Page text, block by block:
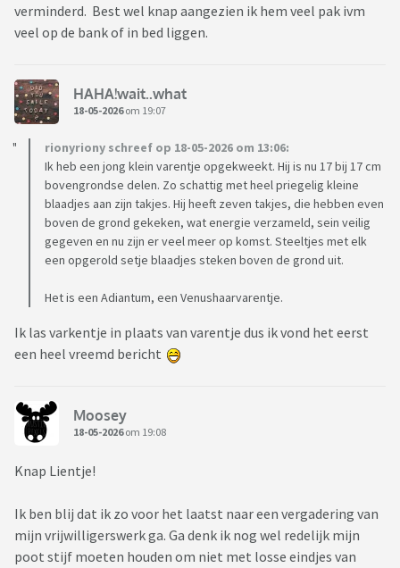
verminderd. Best wel knap aangezien ik hem veel pak ivm
veel op de bank of in bed liggen.
HAHA!wait..what
18-05-2026om 19:07
rionyriony schreef op 18-05-2026 om 13:06:
Ik heb een jong klein varentje opgekweekt. Hij is nu 17 bij 17 cm
bovengrondse delen. Zo schattig met heel priegelig kleine
blaadjes aan zijn takjes. Hij heeft zeven takjes, die hebben even
boven de grond gekeken, wat energie verzameld, sein veilig
gegeven en nu zijn er veel meer op komst. Steeltjes met elk
een opgerold setje blaadjes steken boven de grond uit.
Het is een Adiantum, een Venushaarvarentje.
Ik las varkentje in plaats van varentje dus ik vond het eerst
een heel vreemd bericht
Moosey
18-05-2026om 19:08
Knap Lientje!
Ik ben blij dat ik zo voor het laatst naar een vergadering van
mijn vrijwilligerswerk ga. Ga denk ik nog wel redelijk mijn
poot stijf moeten houden om niet met losse eindjes van